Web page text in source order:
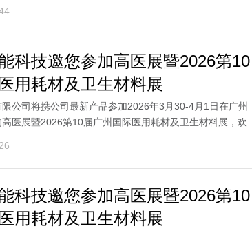
科技邀您参加高医展暨2026第10
用耗材及卫生材料展
公司将携公司最新产品参加2026年3月30-4月1日在广州
医展暨2026第10届广州国际医用耗材及卫生材料展，欢迎
科技邀您参加高医展暨2026第10
用耗材及卫生材料展